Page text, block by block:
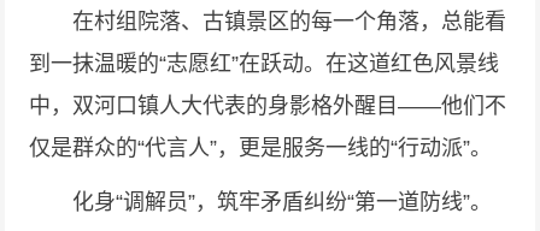
在村组院落、古镇景区的每一个角落，总能看
到一抹温暖的“志愿红”在跃动。在这道红色风景线
中，双河口镇人大代表的身影格外醒目——他们不
仅是群众的“代言人”，更是服务一线的“行动派”。
化身“调解员”，筑牢矛盾纠纷“第一道防线”。